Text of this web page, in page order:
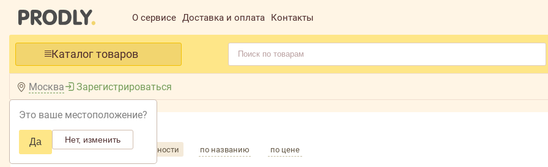
О сервисе Доставка и оплата Контакты
Каталог товаров
Москва
Это ваше местоположение?
Да Нет, изменить
Зарегистрироваться
Главная /Каталог /
Сортировка товаров по популярности по названию по цене